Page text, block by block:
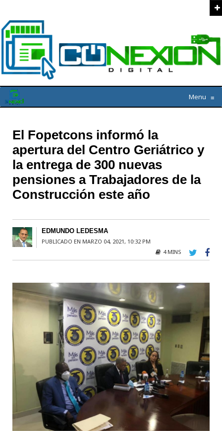
Menu ≡
El Fopetcons informó la
apertura del Centro Geriátrico y
la entrega de 300 nuevas
pensiones a Trabajadores de la
Construcción este año
EDMUNDO LEDESMA
PUBLICADO EN MARZO 04, 2021, 10:32 PM
4 MINS